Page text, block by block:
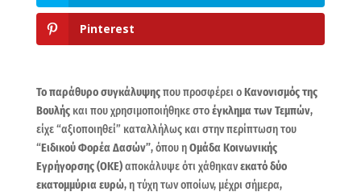
Pinterest
Το παράθυρο συγκάλυψηςπου προσφέρει οΚανονισμός της
Βουλήςκαι που χρησιμοποιήθηκε στοέγκλημα των Τεμπών,
είχε “αξιοποιηθεί” καταλλήλως και στην περίπτωση του
“Ειδικού Φορέα Δασών”, όπου ηΟμάδα Κοινωνικής
Εγρήγορσης (ΟΚΕ)αποκάλυψε ότι χάθηκανεκατό δύο
εκατομμύρια ευρώ, η τύχη των οποίων, μέχρι σήμερα,